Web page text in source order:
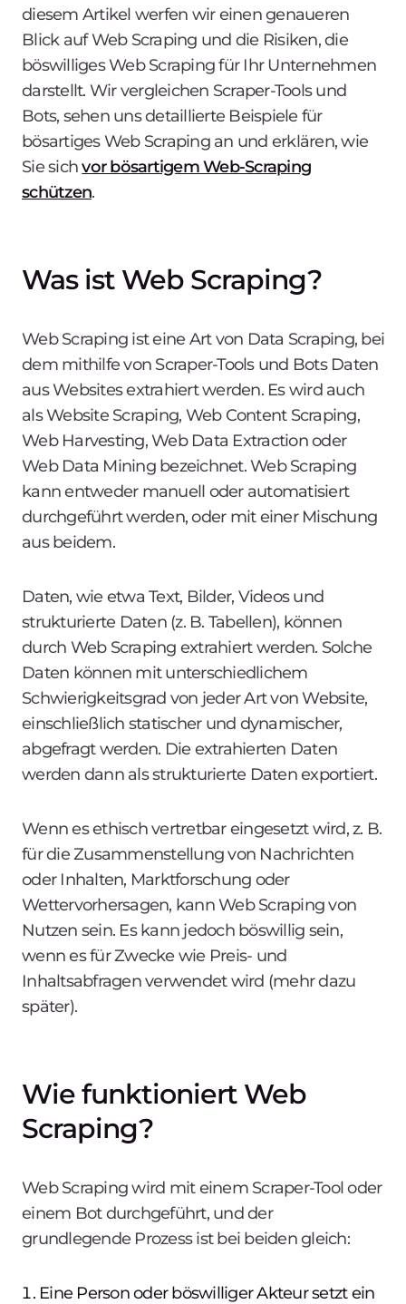
diesem Artikel werfen wir einen genaueren
Blick auf Web Scraping und die Risiken, die
böswilliges Web Scraping für Ihr Unternehmen
darstellt. Wir vergleichen Scraper-Tools und
Bots, sehen uns detaillierte Beispiele für
bösartiges Web Scraping an und erklären, wie
Sie sichvor bösartigem Web-Scraping
schützen.
Was ist Web Scraping?
Web Scraping ist eine Art von Data Scraping, bei
dem mithilfe von Scraper-Tools und Bots Daten
aus Websites extrahiert werden. Es wird auch
als Website Scraping, Web Content Scraping,
Web Harvesting, Web Data Extraction oder
Web Data Mining bezeichnet. Web Scraping
kann entweder manuell oder automatisiert
durchgeführt werden, oder mit einer Mischung
aus beidem.
Daten, wie etwa Text, Bilder, Videos und
strukturierte Daten (z. B. Tabellen), können
durch Web Scraping extrahiert werden. Solche
Daten können mit unterschiedlichem
Schwierigkeitsgrad von jeder Art von Website,
einschließlich statischer und dynamischer,
abgefragt werden. Die extrahierten Daten
werden dann als strukturierte Daten exportiert.
Wenn es ethisch vertretbar eingesetzt wird, z. B.
für die Zusammenstellung von Nachrichten
oder Inhalten, Marktforschung oder
Wettervorhersagen, kann Web Scraping von
Nutzen sein. Es kann jedoch böswillig sein,
wenn es für Zwecke wie Preis- und
Inhaltsabfragen verwendet wird (mehr dazu
später).
Wie funktioniert Web
Scraping?
Web Scraping wird mit einem Scraper-Tool oder
einem Bot durchgeführt, und der
grundlegende Prozess ist bei beiden gleich:
Eine Person oder böswilliger Akteur setzt ein